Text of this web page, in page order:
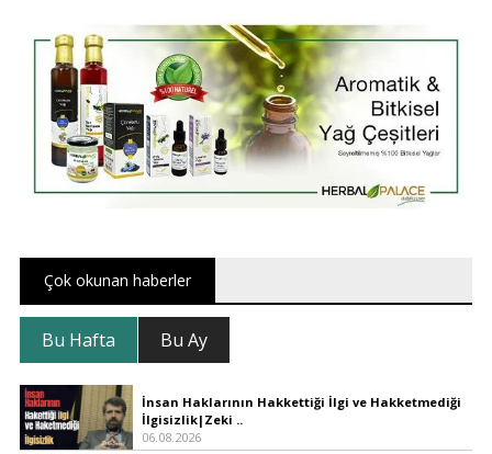
Çok okunan haberler
Bu Hafta Bu Ay
İnsan Haklarının Hakkettiği İlgi ve Hakketmediği
İlgisizlik|Zeki ..
06.08.2026